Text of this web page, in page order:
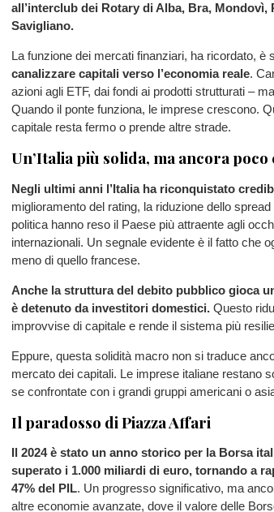
all’interclub dei Rotary di Alba, Bra, Mondovì,
Savigliano.
La funzione dei mercati finanziari, ha ricordato, è
canalizzare capitali verso l’economia reale.
azioni agli ETF, dai fondi ai prodotti strutturati –
Quando il ponte funziona, le imprese crescono.
capitale resta fermo o prende altre strade.
Un’Italia più solida, ma ancora
Negli ultimi anni l’Italia ha riconquistato
miglioramento del rating, la riduzione dello
politica hanno reso il Paese più attraente agli
internazionali. Un segnale evidente è il fatto che
meno di quello francese.
Anche la struttura del debito pubblico gioca
è detenuto da investitori domestici. Questo
improvvise di capitale e rende il sistema più
Eppure, questa solidità macro non si traduce
mercato dei capitali. Le imprese italiane restano
se confrontate con i grandi gruppi americani o
Il paradosso di Piazza Affari
Il 2024 è stato un anno storico per la Borsa
superato i 1.000 miliardi di euro, tornando a
47% del PIL. Un progresso significativo, ma
altre economie avanzate, dove il valore delle